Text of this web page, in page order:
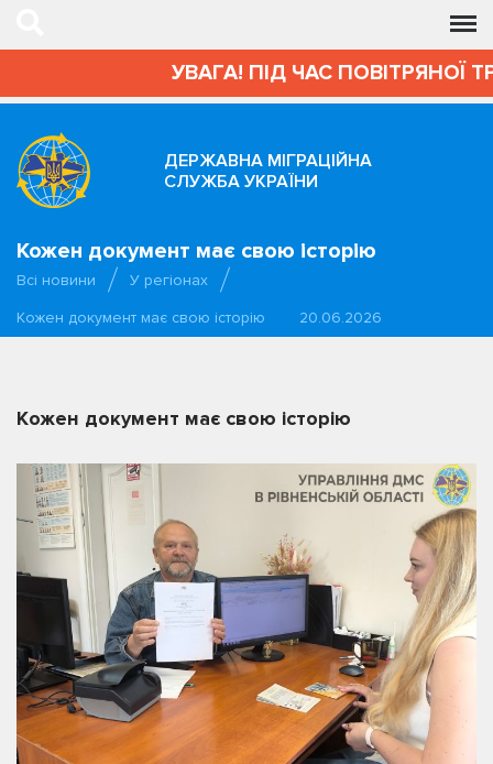
УВАГА! ПІД ЧАС ПОВІТРЯНОЇ
ДЕРЖАВНА МІГРАЦІЙНА
СЛУЖБА УКРАЇНИ
Кожен документ має свою історію
Всі новини
У регіонах
Кожен документ має свою історію
20.06.2026
Кожен документ має свою історію